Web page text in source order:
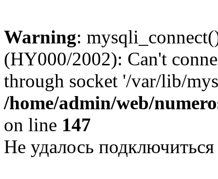
Warning:
(HY000/2002): Can't
through socket '/var/lib/
/home/admin/web/
on line 147
Не удалось